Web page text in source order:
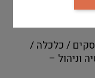
תואר ראשון – חובה; במנהל עסקים / כלכלה /